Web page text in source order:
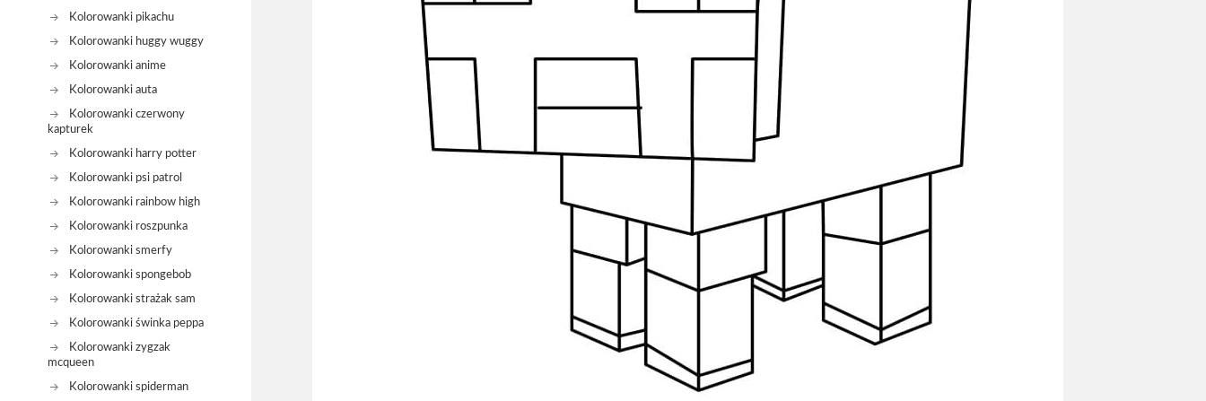
Kolorowanki pikachu
Kolorowanki huggy wuggy
Kolorowanki anime
Kolorowanki auta
Kolorowanki czerwony
kapturek
Kolorowanki harry potter
Kolorowanki psi patrol
Kolorowanki rainbow high
Kolorowanki roszpunka
Kolorowanki smerfy
Kolorowanki spongebob
Kolorowanki strażak sam
Kolorowanki świnka peppa
Kolorowanki zygzak
mcqueen
Kolorowanki spiderman